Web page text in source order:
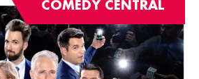
COMEDY CENTRAL